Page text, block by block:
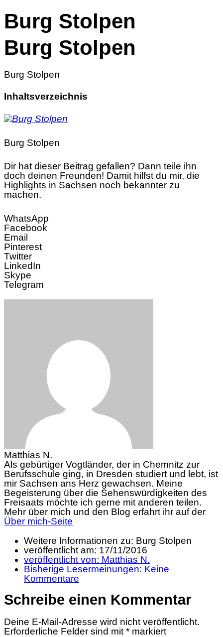
Burg Stolpen
Burg Stolpen
Burg Stolpen
Inhaltsverzeichnis
Burg Stolpen
Dir hat dieser Beitrag gefallen? Dann teile ihn
doch deinen Freunden! Damit hilfst du mir, die
Highlights in Sachsen noch bekannter zu
machen.
WhatsApp
Facebook
Email
Pinterest
Twitter
LinkedIn
Skype
Telegram
Matthias N.
Als gebürtiger Vogtländer, der in Chemnitz zur
Berufsschule ging, in Dresden studiert und lebt, ist
mir Sachsen ans Herz gewachsen. Meine
Begeisterung über die Sehenswürdigkeiten des
Freisaats möchte ich gerne mit anderen teilen.
Mehr über mich und den Blog erfahrt ihr auf der
Über mich-Seite
Weitere Informationen zu: Burg Stolpen
veröffentlicht am: 17/11/2016
veröffentlicht von: Matthias N.
Bisherige Lesermeinungen: Keine
Kommentare
Schreibe einen Kommentar
Deine E-Mail-Adresse wird nicht veröffentlicht.
Erforderliche Felder sind mit * markiert